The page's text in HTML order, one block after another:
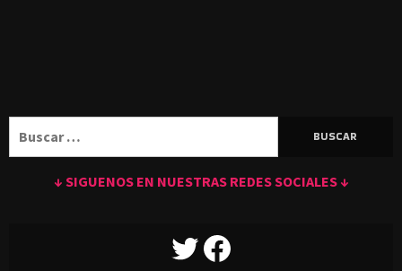
↓ SIGUENOS EN NUESTRAS REDES SOCIALES ↓
TWITTERFACEBOOK